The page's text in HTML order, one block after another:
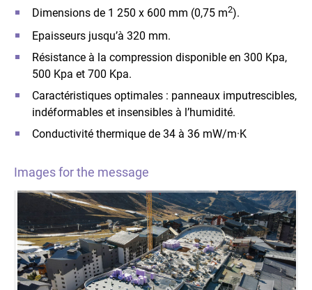
Dimensions de 1 250 x 600 mm (0,75 m2).
Epaisseurs jusqu’à 320 mm.
Résistance à la compression disponible en 300 Kpa,
500 Kpa et 700 Kpa.
Caractéristiques optimales : panneaux imputrescibles,
indéformables et insensibles à l’humidité.
Conductivité thermique de 34 à 36 mW/m·K
Images for the message